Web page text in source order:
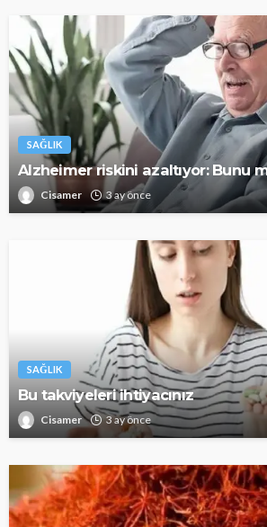
SAĞLIK
Alzheimer riskini azaltıyor: Bunu
Cisamer 3 ay önce
SAĞLIK
Bu takviyeleri ihtiyacınız
Cisamer 3 ay önce